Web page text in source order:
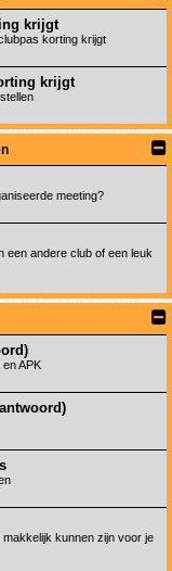
krijgt
korting krijgt
krijgt
meeting?
een andere club of een leuk
APK
kunnen zijn voor je